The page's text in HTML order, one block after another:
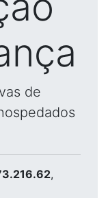
de
,